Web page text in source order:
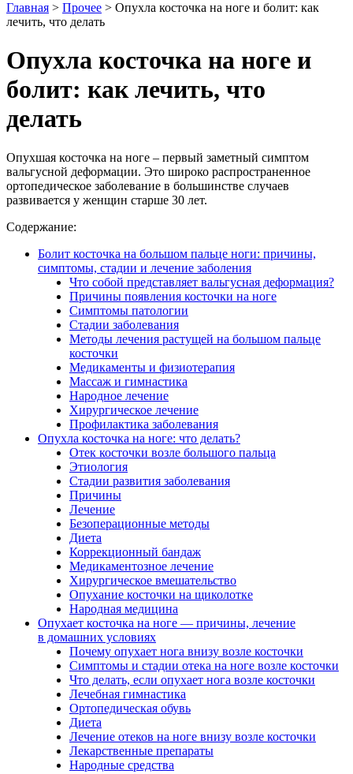
Главная > Прочее > Опухла косточка на ноге и болит: как
лечить, что делать
Опухла косточка на ноге и
болит: как лечить, что
делать
Опухшая косточка на ноге – первый заметный симптом
вальгусной деформации. Это широко распространенное
ортопедическое заболевание в большинстве случаев
развивается у женщин старше 30 лет.
Содержание:
Болит косточка на большом пальце ноги: причины,
симптомы, стадии и лечение заболения
Что собой представляет вальгусная деформация?
Причины появления косточки на ноге
Симптомы патологии
Стадии заболевания
Методы лечения растущей на большом пальце
косточки
Медикаменты и физиотерапия
Массаж и гимнастика
Народное лечение
Хирургическое лечение
Профилактика заболевания
Опухла косточка на ноге: что делать?
Отек косточки возле большого пальца
Этиология
Стадии развития заболевания
Причины
Лечение
Безоперационные методы
Диета
Коррекционный бандаж
Медикаментозное лечение
Хирургическое вмешательство
Опухание косточки на щиколотке
Народная медицина
Опухает косточка на ноге — причины, лечение
в домашних условиях
Почему опухает нога внизу возле косточки
Симптомы и стадии отека на ноге возле косточки
Что делать, если опухает нога возле косточки
Лечебная гимнастика
Ортопедическая обувь
Диета
Лечение отеков на ноге внизу возле косточки
Лекарственные препараты
Народные средства